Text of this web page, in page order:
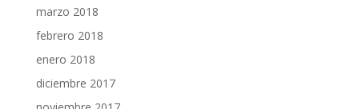
marzo 2018
febrero 2018
enero 2018
diciembre 2017